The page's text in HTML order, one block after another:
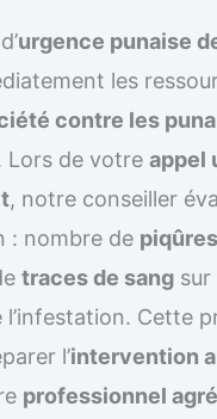
urgence punaise
les
contre les
Lors de votre appel
, notre conseiller
: nombre de
traces de sang sur
Cette
l’intervention
professionnel